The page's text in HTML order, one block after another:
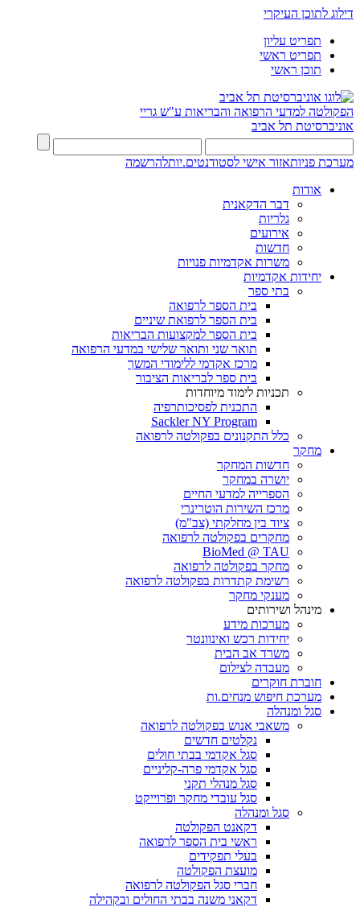
דילוג לתוכן העיקרי
תפריט עליון
תפריט ראשי
תוכן ראשי
הפקולטה למדעי הרפואה והבריאות ע"ש גריי
אוניברסיטת תל אביב
מערכת פניותאזור אישי לסטודנטים.יותלהרשמה
אודות
דבר הדקאנית
גלריות
אירועים
חדשות
משרות אקדמיות פנויות
יחידות אקדמיות
בתי ספר
בית הספר לרפואה
בית הספר לרפואת שיניים
בית הספר למקצועות הבריאות
תואר שני ותואר שלישי במדעי הרפואה
מרכז אקדמי ללימודי המשך
בית ספר לבריאות הציבור
תכניות לימוד מיוחדות
התכנית לפסיכותרפיה
Sackler NY Program
כלל התקנונים בפקולטה לרפואה
מחקר
חדשות המחקר
יושרה במחקר
הספרייה למדעי החיים
מרכז השירות הוטרינרי
ציוד בין מחלקתי (צב"מ)
מחקרים בפקולטה לרפואה
BioMed @ TAU
מחקר בפקולטה לרפואה
רשימת קתדרות בפקולטה לרפואה
מענקי מחקר
מינהל ושירותים
מערכות מידע
יחידות רכש ואינוונטר
משרד אב הבית
מעבדה לצילום
חוברת חוקרים
מערכת חיפוש מנחים.ות
סגל ומנהלה
משאבי אנוש בפקולטה לרפואה
נקלטים חדשים
סגל אקדמי בבתי חולים
סגל אקדמי פרה-קליניים
סגל מנהלי תקני
סגל עובדי מחקר ופרוייקט
סגל ומנהלה
דקאנט הפקולטה
ראשי בית הספר לרפואה
בעלי תפקידים
מועצת הפקולטה
חברי סגל הפקולטה לרפואה
דקאני משנה בבתי החולים ובקהילה